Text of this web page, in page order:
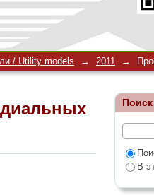
/ Utility models → 2011 →
В